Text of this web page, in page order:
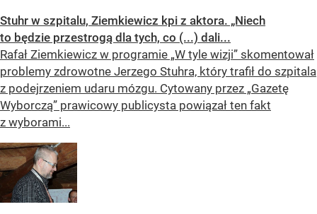
Stuhr w szpitalu, Ziemkiewicz kpi z aktora. „Niech
to będzie przestrogą dla tych, co (...) dali...
Rafał Ziemkiewicz w programie „W tyle wizji” skomentował
problemy zdrowotne Jerzego Stuhra, który trafił do szpitala
z podejrzeniem udaru mózgu. Cytowany przez „Gazetę
Wyborczą” prawicowy publicysta powiązał ten fakt
z wyborami...